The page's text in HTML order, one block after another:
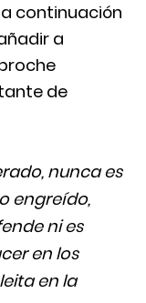
continuación
a
de
nunca es
engreído,
ni es
en los
en la